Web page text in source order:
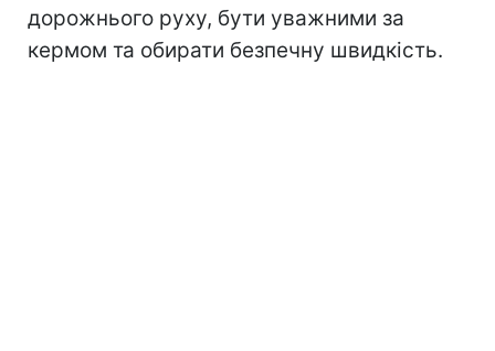
дорожнього руху, бути уважними за
кермом та обирати безпечну швидкість.